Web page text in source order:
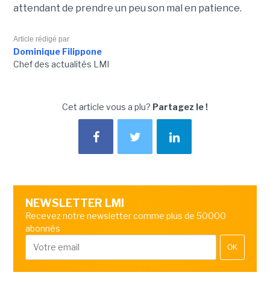
attendant de prendre un peu son mal en patience.
Article rédigé par
Dominique Filippone
Chef des actualités LMI
Cet article vous a plu? Partagez le !
NEWSLETTER LMI
Recevez notre newsletter comme plus de 50000
abonnés
OK